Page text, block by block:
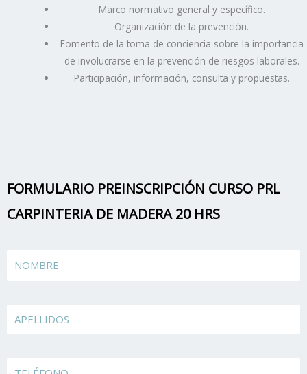
Marco normativo general y específico.
Organización de la prevención.
Fomento de la toma de conciencia sobre la importancia
de involucrarse en la prevención de riesgos laborales.
Participación, información, consulta y propuestas.
FORMULARIO PREINSCRIPCIÓN CURSO PRL
CARPINTERIA DE MADERA 20 HRS
TELÉFONO